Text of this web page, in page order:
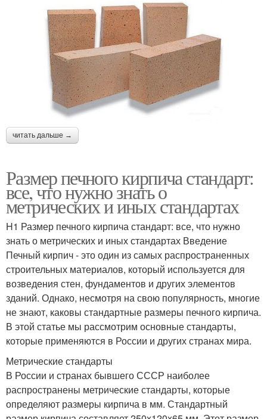
читать дальше →
Размер печного кирпича стандарт:
все, что нужно знать о
метрических и иных стандартах
H1 Размер печного кирпича стандарт: все, что нужно
знать о метрических и иных стандартах Введение
Печный кирпич - это один из самых распространенных
строительных материалов, который используется для
возведения стен, фундаментов и других элементов
зданий. Однако, несмотря на свою популярность, многие
не знают, каковы стандартные размеры печного кирпича.
В этой статье мы рассмотрим основные стандарты,
которые применяются в России и других странах мира.
Метрические стандарты
В России и странах бывшего СССР наиболее
распространены метрические стандарты, которые
определяют размеры кирпича в мм. Стандартный